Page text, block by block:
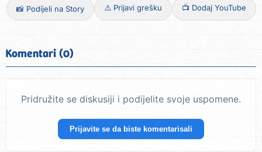
📸 Podijeli na Story ⚠️ Prijavi grešku 📺 Dodaj YouTube
Komentari (0)
Pridružite se diskusiji i podijelite svoje uspomene.
Prijavite se da biste komentarisali